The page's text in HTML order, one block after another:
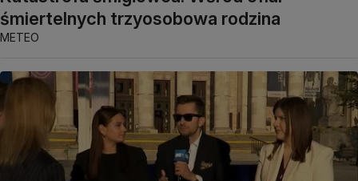
śmiertelnych trzyosobowa rodzina
METEO